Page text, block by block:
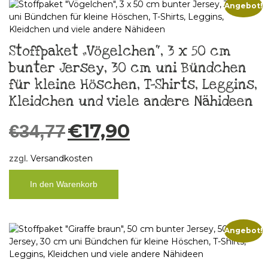
Angebot!
Stoffpaket „Vögelchen“, 3 x 50 cm
bunter Jersey, 30 cm uni Bündchen
für kleine Höschen, T-Shirts, Leggins,
Kleidchen und viele andere Nähideen
€34,77€17,90
zzgl. Versandkosten
In den Warenkorb
Angebot!